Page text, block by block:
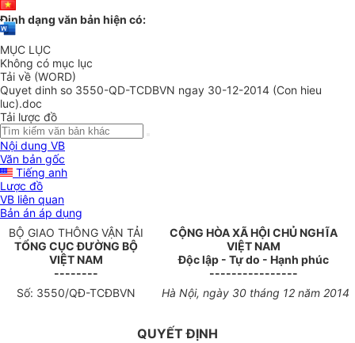
Định dạng văn bản hiện có:
MỤC LỤC
Không có mục lục
Tải về (WORD)
Quyet dinh so 3550-QD-TCDBVN ngay 30-12-2014 (Con hieu
luc).doc
Tải lược đồ
Nội dung VB
Văn bản gốc
Tiếng anh
Lược đồ
VB liên quan
Bản án áp dụng
BỘ GIAO THÔNG VẬN TẢI
TỔNG CỤC ĐƯỜNG BỘ
VIỆT NAM
--------
CỘNG HÒA XÃ HỘI CHỦ NGHĨA
VIỆT NAM
Độc lập - Tự do - Hạnh phúc
----------------
Số: 3550/QĐ-TCĐBVN Hà Nội, ngày 30 tháng 12 năm 2014
QUYẾT ĐỊNH